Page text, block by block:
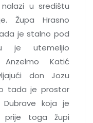
u središtu
Župa Hrasno
je stalno pod
je utemeljio
Anzelmo Katić
don Jozu
tada je prostor
koja je
prije toga župi